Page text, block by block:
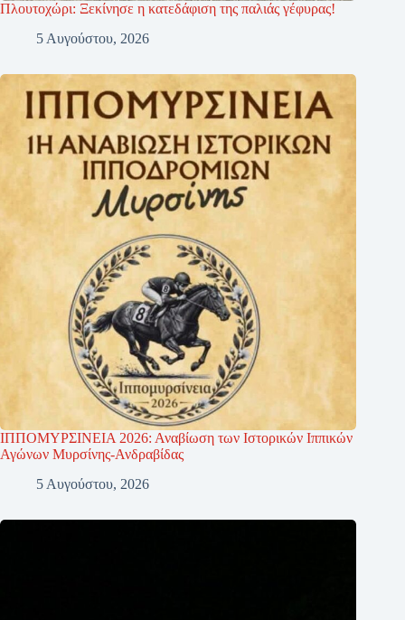
Πλουτοχώρι: Ξεκίνησε η κατεδάφιση της παλιάς γέφυρας!
5 Αυγούστου, 2026
ΙΠΠΟΜΥΡΣΙΝΕΙΑ 2026: Αναβίωση των Ιστορικών Ιππικών
Αγώνων Μυρσίνης-Ανδραβίδας
5 Αυγούστου, 2026